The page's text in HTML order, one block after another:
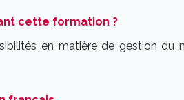
cette formation ?
en matière de gestion du